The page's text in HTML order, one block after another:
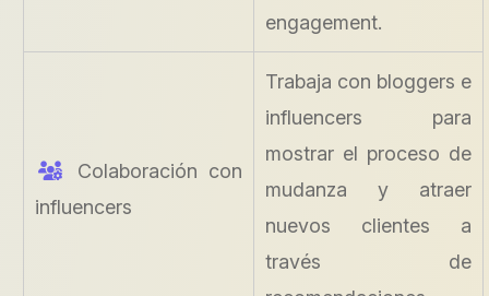
engagement.
Colaboración con
influencers
Trabaja con bloggers e
influencers para
mostrar el proceso de
mudanza y atraer
nuevos clientes a
través de